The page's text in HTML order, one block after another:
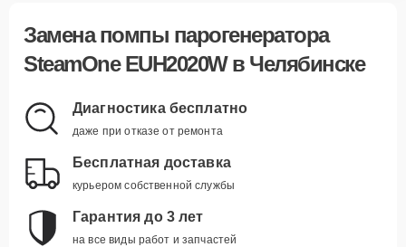
Замена помпы парогенератора
SteamOne EUH2020W в Челябинске
Диагностика бесплатно
даже при отказе от ремонта
Бесплатная доставка
курьером собственной службы
Гарантия до 3 лет
на все виды работ и запчастей